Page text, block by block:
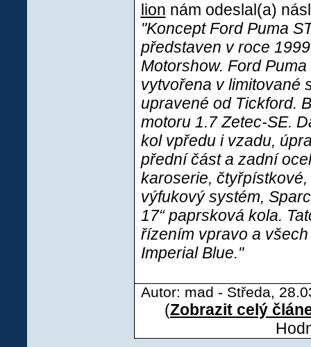
lion nám odeslal(a)
"Koncept Ford Puma
představen v roce
Motorshow. Ford
vytvořena v limitované
upravené od Tickford.
motoru 1.7 Zetec-SE.
kol vpředu i vzadu,
přední část a zadní
karoserie,
výfukový systém,
17“ paprsková kola.
řízením vpravo a
Imperial Blue."
Autor: mad - Středa,
(Zobrazit celý